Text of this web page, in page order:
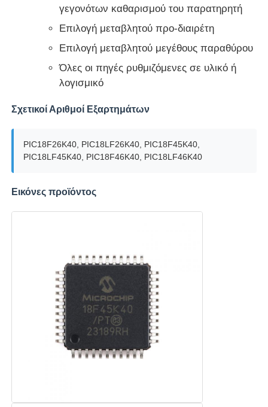
ΚΑΠΚΑΠΚΑ
Ανιχνευτής θερμότητας υπέρυθρου
Τσιπ ολοκληρωμένου κυκλώματος DSP
Χωρίς φλας
Κύκλωμα διακόπτη EPROM
γεγονότων καθαρισμού του παρατηρητή
Επιλογή μεταβλητού προ-διαιρέτη
Επιλογή μεταβλητού μεγέθους παραθύρου
Όλες οι πηγές ρυθμιζόμενες σε υλικό ή
λογισμικό
Σχετικοί Αριθμοί Εξαρτημάτων
PIC18F26K40, PIC18LF26K40, PIC18F45K40,
PIC18LF45K40, PIC18F46K40, PIC18LF46K40
Εικόνες προϊόντος